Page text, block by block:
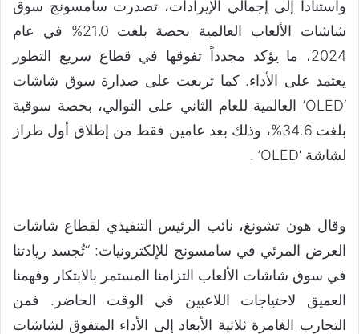
واستناداً إلى إجمالي الإيرادات، تصدرت سامسونج سوق
شاشات الألعاب العالمية بحصة بلغت 21.0% في عام
2024، ما يؤكد مجدداً تفوقها في قطاع سريع التطور
يعتمد على الأداء. كما تربعت على صدارة سوق شاشات
‘OLED’ العالمية للعام الثاني على التوالي، بحصة سوقية
بلغت 34.6%، وذلك بعد عامين فقط من إطلاق أول طراز
لشاشة ‘OLED’ .
وقال هون تشونغ، نائب الرئيس التنفيذي لقطاع شاشات
العرض المرئي في سامسونج للإلكترونيات: “تُجسد ريادتنا
في سوق شاشات الألعاب التزامنا المستمر بالابتكار وفهمنا
العميق لاحتياجات اللاعبين في الوقت الحاضر. فمن
التجارب الغامرة ثلاثية الأبعاد إلى الأداء المتفوق لشاشات